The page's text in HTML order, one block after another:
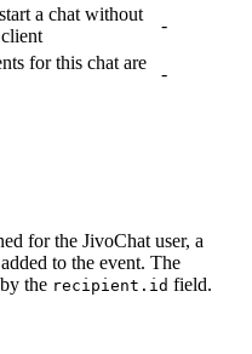
a chat without
-
for this chat are
-
for the JivoChat user, a
to the event. The
the recipient.id field.